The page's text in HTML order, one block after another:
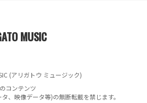
MUSIC
(アリガトウ ミュージック)
コンテンツ
、映像データ等)の無断転載を禁じます。